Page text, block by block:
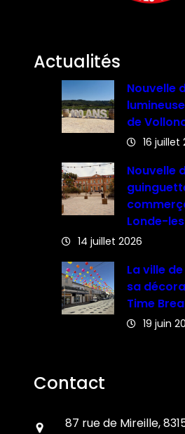
Actualités
Nouvelle
de
16 juillet
Nouvelle
Londe-
14 juillet 2026
La ville
sa
Time
19 juin
Contact
87 rue de Mireille,